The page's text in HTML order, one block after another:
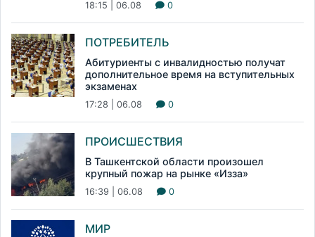
18:15 | 06.08 0
ПОТРЕБИТЕЛЬ
Абитуриенты с инвалидностью получат
дополнительное время на вступительных
экзаменах
17:28 | 06.08 0
ПРОИСШЕСТВИЯ
В Ташкентской области произошел
крупный пожар на рынке «Изза»
16:39 | 06.08 0
МИР